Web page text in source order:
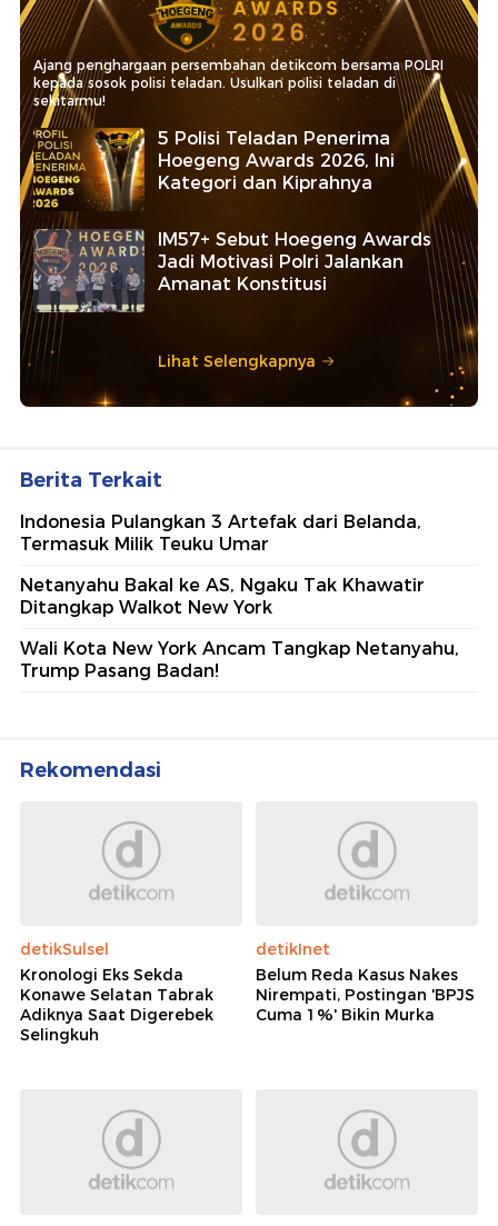
Ajang penghargaan persembahan detikcom bersama POLRI
kepada sosok polisi teladan. Usulkan polisi teladan di
sekitarmu!
5 Polisi Teladan Penerima
Hoegeng Awards 2026, Ini
Kategori dan Kiprahnya
IM57+ Sebut Hoegeng Awards
Jadi Motivasi Polri Jalankan
Amanat Konstitusi
Lihat Selengkapnya
Berita Terkait
Indonesia Pulangkan 3 Artefak dari Belanda,
Termasuk Milik Teuku Umar
Netanyahu Bakal ke AS, Ngaku Tak Khawatir
Ditangkap Walkot New York
Wali Kota New York Ancam Tangkap Netanyahu,
Trump Pasang Badan!
Rekomendasi
detikSulsel
Kronologi Eks Sekda
Konawe Selatan Tabrak
Adiknya Saat Digerebek
Selingkuh
detikInet
Belum Reda Kasus Nakes
Nirempati, Postingan 'BPJS
Cuma 1%' Bikin Murka